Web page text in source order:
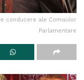
conducere ale Comisiilor
Parlamentare